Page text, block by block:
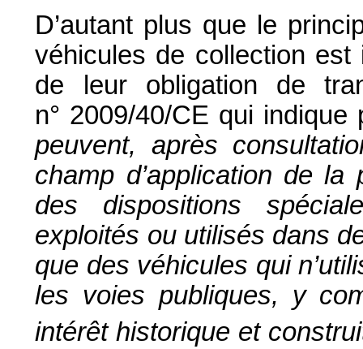
D’autant plus que le
véhicules de collection est
de leur obligation de
n° 2009/40/CE qui
peuvent, après
champ d’application de
des dispositions
exploités ou utilisés dans
que des véhicules qui
les voies publiques, y
intérêt historique et